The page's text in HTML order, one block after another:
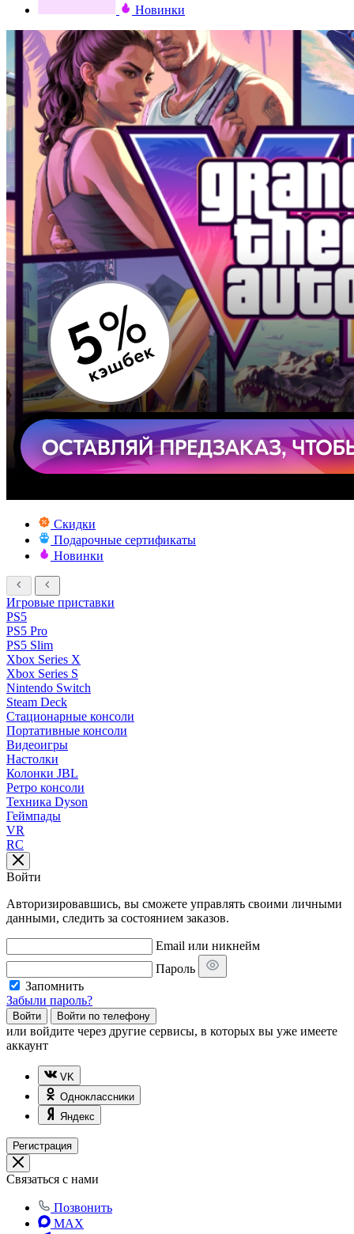
Новинки
Скидки
Подарочные сертификаты
Новинки
Игровые приставки
PS5
PS5 Pro
PS5 Slim
Xbox Series X
Xbox Series S
Nintendo Switch
Steam Deck
Стационарные консоли
Портативные консоли
Видеоигры
Настолки
Колонки JBL
Ретро консоли
Техника Dyson
Геймпады
VR
RC
Войти
Авторизировавшись, вы сможете управлять своими личными
данными, следить за состоянием заказов.
Email или никнейм
Пароль
Запомнить
Забыли пароль?
Войти Войти по телефону
или войдите через другие сервисы, в которых вы уже имеете
аккаунт
VK
Одноклассники
Яндекс
Регистрация
Связаться с нами
Позвонить
MAX